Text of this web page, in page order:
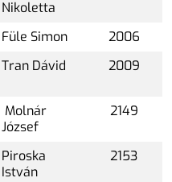
Nikoletta
Füle Simon
2006
Tran Dávid 2009
Molnár
József
2149
Piroska
István
2153